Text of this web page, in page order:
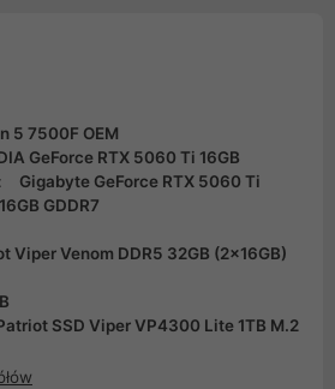
5 7500F OEM
GeForce RTX 5060 Ti 16GB
Gigabyte GeForce RTX 5060 Ti
GDDR7
Viper Venom DDR5 32GB (2x16GB)
SSD Viper VP4300 Lite 1TB M.2